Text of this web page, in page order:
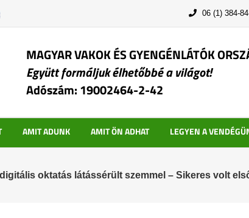
06 (1) 384-
MAGYAR VAKOK ÉS GYENGÉNLÁTÓK
Együtt formáljuk élhetőbbé a világot!
Adószám: 19002464-2-42
AMIT ADUNK AMIT ÖN ADHAT LEGYEN A
oktatás látássérült szemmel – Sikeres volt